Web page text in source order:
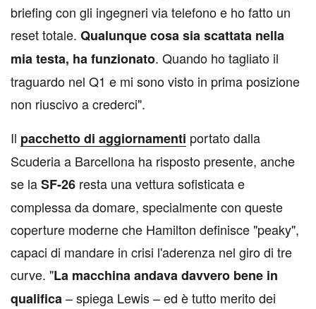
briefing con gli ingegneri via telefono e ho fatto un
reset totale. Qualunque cosa sia scattata nella
mia testa, ha funzionato. Quando ho tagliato il
traguardo nel Q1 e mi sono visto in prima posizione
non riuscivo a crederci".
Il pacchetto di aggiornamenti portato dalla
Scuderia a Barcellona ha risposto presente, anche
se laSF-26 resta una vettura sofisticata e
complessa da domare, specialmente con queste
coperture moderne che Hamilton definisce "peaky",
capaci di mandare in crisi l'aderenza nel giro di tre
curve. "La macchina andava davvero bene in
qualifica– spiega Lewis – ed è tutto merito dei